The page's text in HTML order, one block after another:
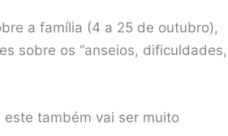
a família (4 a 25 de outubro),
sobre os “anseios, dificuldades,
este também vai ser muito